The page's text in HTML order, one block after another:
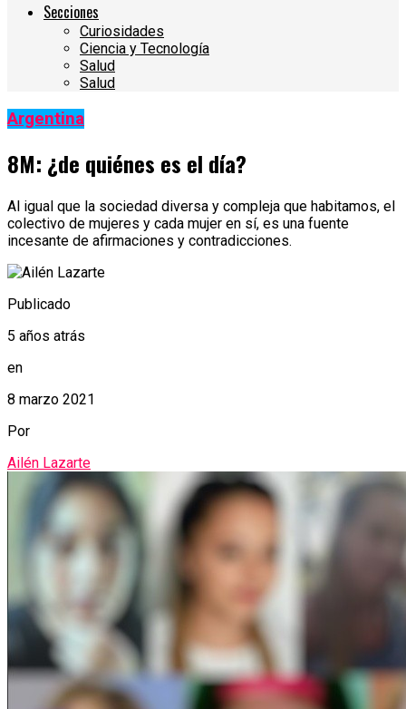
Secciones
Curiosidades
Ciencia y Tecnología
Salud
Salud
Argentina
8M: ¿de quiénes es el día?
Al igual que la sociedad diversa y compleja que habitamos, el
colectivo de mujeres y cada mujer en sí, es una fuente
incesante de afirmaciones y contradicciones.
Publicado
5 años atrás
en
8 marzo 2021
Por
Ailén Lazarte